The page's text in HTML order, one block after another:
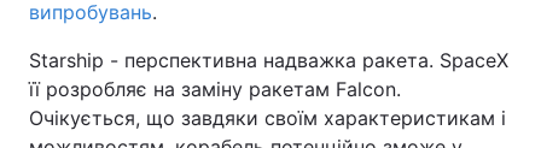
випробувань.
Starship - перспективна надважка ракета. SpaceX
її розробляє на заміну ракетам Falcon.
Очікується, що завдяки своїм характеристикам і